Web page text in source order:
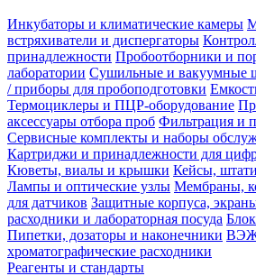
Инкубаторы и климатические камеры
встряхиватели и диспергаторы
принадлежности Пробоотборники и
лаборатории Сушильные и вакуумные
/ приборы для пробоподготовки
Термоциклеры и ПЦР-оборудование
аксессуары отбора проб Фильтрация и
Сервисные комплекты и наборы
Картриджи и принадлежности для
Кюветы, виалы и крышки Кейсы,
Лампы и оптические узлы Мембраны,
для датчиков Защитные корпуса,
расходники и лабораторная посуда
Пипетки, дозаторы и наконечники
хроматографические расходники
Реагенты и стандарты